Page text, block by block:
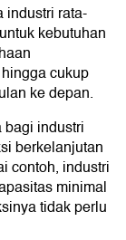
industri rata-
kebutuhan
cukup
ke depan.
industri
berkelanjutan
contoh, industri
minimal
tidak perlu